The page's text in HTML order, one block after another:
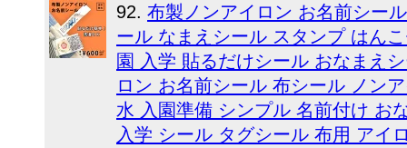
92. 布製ノンアイロン お名前シー
ール なまえシール スタンプ はん
園 入学 貼るだけシール おなまえ
ロン お名前シール 布シール ノン
水 入園準備 シンプル 名前付け お
入学 シール タグシール 布用 アイ